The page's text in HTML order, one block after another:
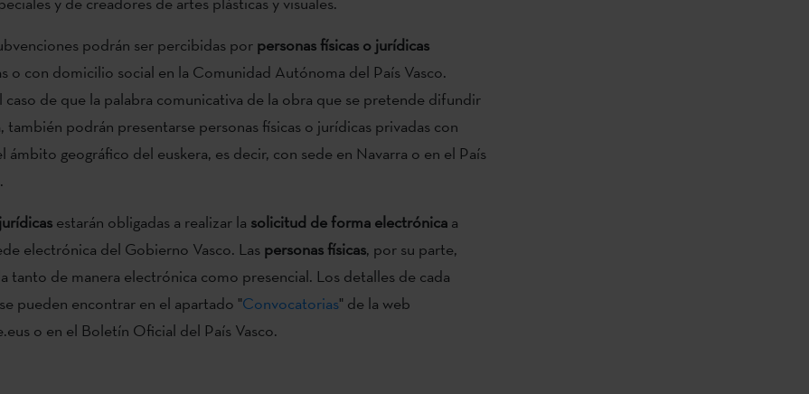
podrán ser percibidas por personas físicas o jurídicas
o con domicilio social en la Comunidad Autónoma del País Vasco.
caso de que la palabra comunicativa de la obra que se pretende difundir
también podrán presentarse personas físicas o jurídicas privadas con
ámbito geográfico del euskera, es decir, con sede en Navarra o en el País
estarán obligadas a realizar la solicitud de forma electrónicaa
electrónica del Gobierno Vasco. Las personas físicas, por su parte,
tanto de manera electrónica como presencial. Los detalles de cada
pueden encontrar en el apartado "Convocatorias" de la web
o en el Boletín Oficial del País Vasco.